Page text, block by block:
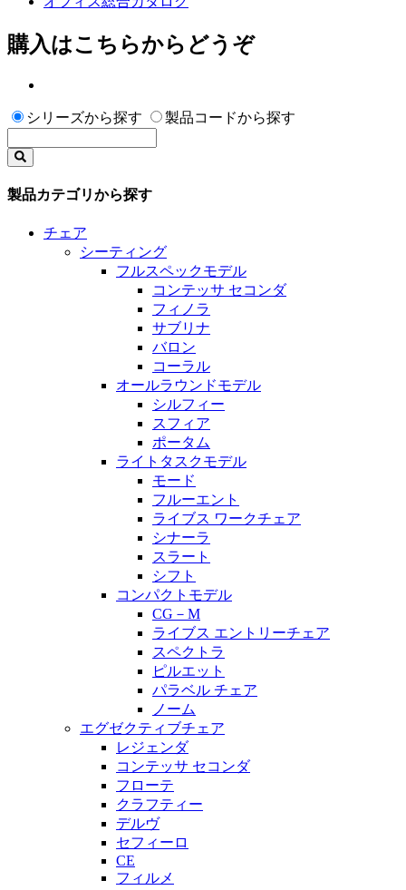
購入はこちらからどうぞ
シリーズから探す 製品コードから探す
製品カテゴリから探す
チェア
シーティング
フルスペックモデル
コンテッサ セコンダ
フィノラ
サブリナ
バロン
コーラル
オールラウンドモデル
シルフィー
スフィア
ポータム
ライトタスクモデル
モード
フルーエント
ライブス ワークチェア
シナーラ
スラート
シフト
コンパクトモデル
CG－M
ライブス エントリーチェア
スペクトラ
ピルエット
パラベル チェア
ノーム
エグゼクティブチェア
レジェンダ
コンテッサ セコンダ
フローテ
クラフティー
デルヴ
セフィーロ
CE
フィルメ